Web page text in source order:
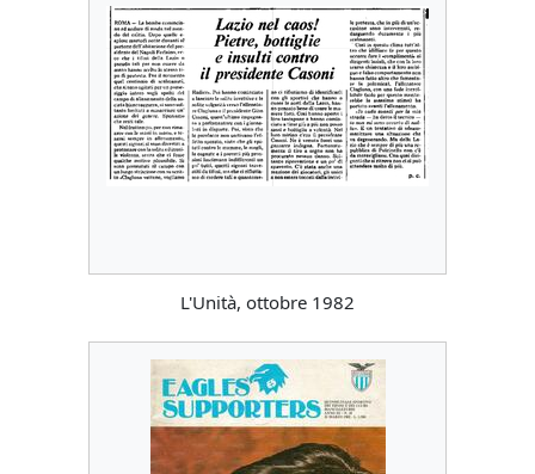
L'Unità, ottobre 1982